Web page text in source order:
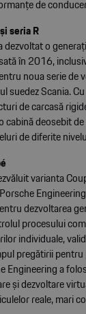
de
seria R
dezvoltat o
în 2016,
noua serie de
suedez Scania.
de carcasă
cabină deosebit
de diferite
varianta
dezvoltarea
procesului
individuale,
pregătirii
Engineering a
și dezvoltare
reale, mari